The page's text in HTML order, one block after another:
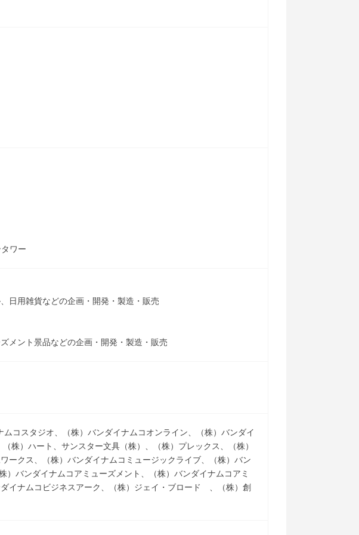
ワー
日用雑貨などの企画・開発・製造・販売
メント景品などの企画・開発・製造・販売
コスタジオ、（株）バンダイナムコオンライン、（株）バンダイ
株）ハート、サンスター文具（株）、（株）プレックス、（株）
ークス、（株）バンダイナムコミュージックライブ、（株）バン
）バンダイナムコアミューズメント、（株）バンダイナムコアミ
イナムコビジネスアーク、（株）ジェイ・ブロード 、（株）創